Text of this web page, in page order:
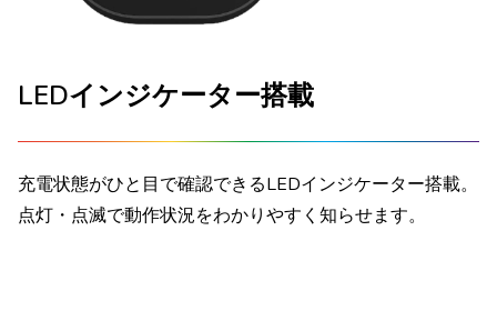
LEDインジケーター搭載
充電状態がひと目で確認できるLEDインジケーター搭載。
点灯・点滅で動作状況をわかりやすく知らせます。